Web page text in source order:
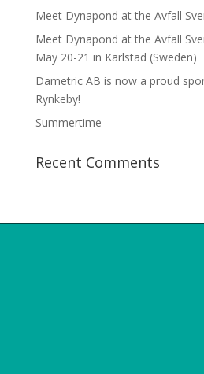
Meet Dynapond at the Avfall
Meet Dynapond at the Avfall
May 20-21 in Karlstad (Sweden)
Dametric AB is now a proud
Rynkeby!
Summertime
Recent Comments